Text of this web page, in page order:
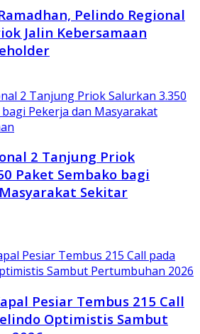
Pelindo Regional
Jalin Kebersamaan
2 Tanjung Priok
Paket Sembako bagi
Sekitar
Pesiar Tembus 215 Call
Optimistis Sambut